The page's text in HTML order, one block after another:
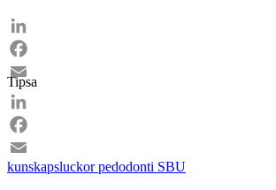
LinkedIn
Facebook
Email
Tipsa
LinkedIn
Facebook
Email
kunskapsluckorpedodonti SBU